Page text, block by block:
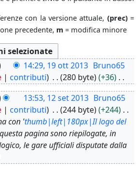
con la versione attuale, (prec)=
precedente, m = modifica minore
14:29, 19 ott 2013 Bruno65
contributi 280 byte
+36
13:53, 12 set 2013 Bruno65
contributi 244 byte
+244
con 'thumb|left|180px|Il logo del
pagina sono riepilogate, in
le gare ufficiali disputate dalla